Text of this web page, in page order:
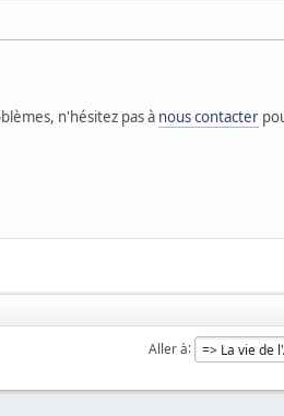
n'hésitez pas à nous contacter
Aller à